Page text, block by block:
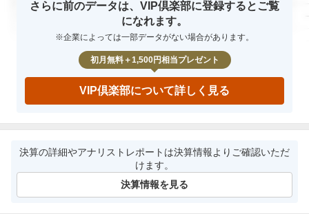
0000年0月期 000
0000年0月期 0000年0月期 000 － 000 －
さらに前のデータは、VIP倶楽部に登録するとご覧
になれます。
※企業によっては一部データがない場合があります。
初月無料＋1,500円相当プレゼント
VIP倶楽部について詳しく見る
決算の詳細やアナリストレポートは決算情報よりご確認いただ
けます。
決算情報を見る